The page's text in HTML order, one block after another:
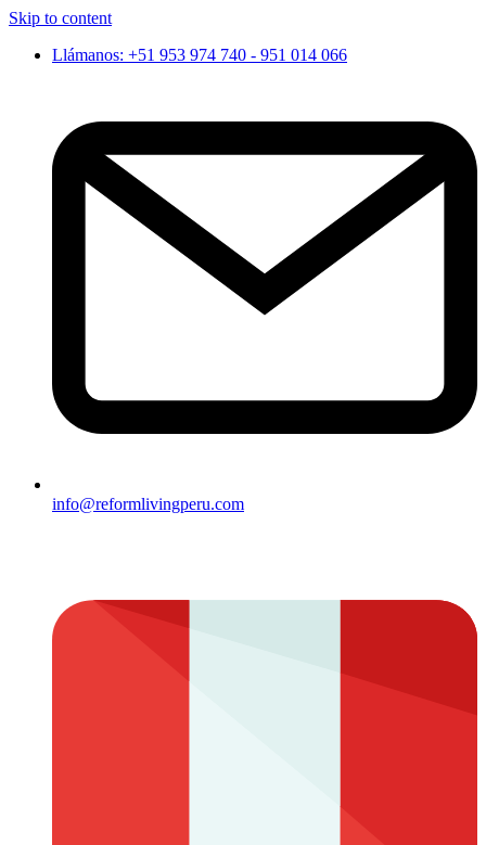
Skip to content
Llámanos: +51 953 974 740 - 951 014 066
info@reformlivingperu.com